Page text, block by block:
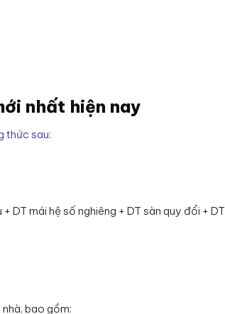
nhất hiện nay
thức sau:
DT mái hệ số nghiêng + DT sàn quy đổi + DT
bao gồm: